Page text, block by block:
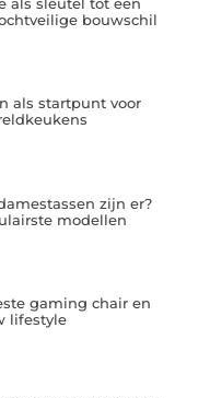
bouwschil
als startpunt voor
zijn er?
modellen
gaming chair en
lifestyle